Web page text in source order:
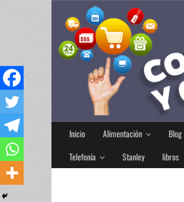
Inicio Alimentación Blog
Telefonía
Stanley libros